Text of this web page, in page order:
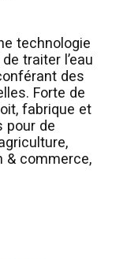
technologie
traiter l’eau
des
Forte de
fabrique et
pour de
& commerce,